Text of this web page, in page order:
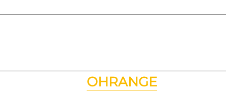
OHRANGE